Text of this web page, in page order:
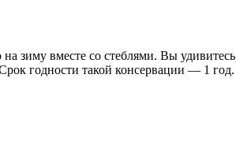
зиму вместе со стеблями. Вы
годности такой консервации — 1 год.